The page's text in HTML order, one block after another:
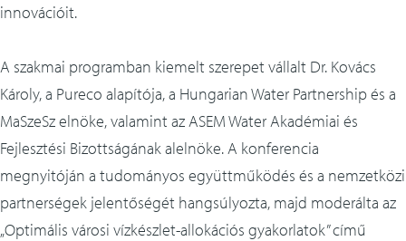
innovációit.
A szakmai programban kiemelt szerepet vállalt Dr. Kovács
Károly, a Pureco alapítója, a Hungarian Water Partnership és a
MaSzeSz elnöke, valamint az ASEM Water Akadémiai és
Fejlesztési Bizottságának alelnöke. A konferencia
megnyitóján a tudományos együttműködés és a nemzetközi
partnerségek jelentőségét hangsúlyozta, majd moderálta az
„Optimális városi vízkészlet-allokációs gyakorlatok” című